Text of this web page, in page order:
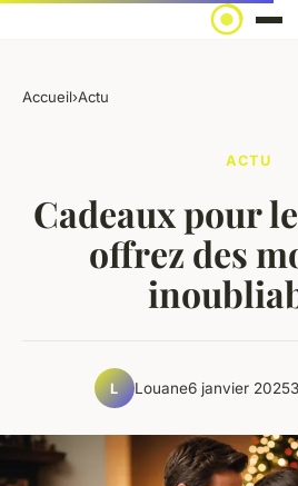
Accueil›Actu
ACTU
Cadeaux pour
offrez des
L Louane6 janvier 2025